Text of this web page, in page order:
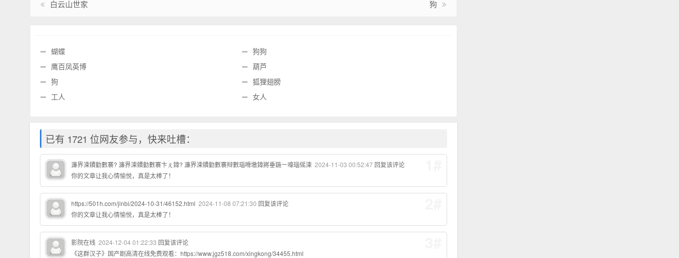
白云山世家 狗
蝴蝶
狗狗
鹰百凤英博
葫芦
狗
狐狸翅膀
工人
女人
已有 1721 位网友参与，快来吐槽：
濂界湅鐨勭數褰? 濂界湅鐨勭數褰卞ぇ鍏? 濂界湅鐨勭數褰辩數瑙嗗墽鍏嶈垂鍦ㄧ嚎瑙傜湅 2024-11-03 00:52:47 回复该评论
你的文章让我心情愉悦，真是太棒了！
https://501h.com/jinbi/2024-10-31/46152.html 2024-11-08 07:21:30 回复该评论
你的文章让我心情愉悦，真是太棒了！
影院在线 2024-12-04 01:22:33 回复该评论
《这群汉子》国产剧高清在线免费观看：https://www.jgz518.com/xingkong/34455.html